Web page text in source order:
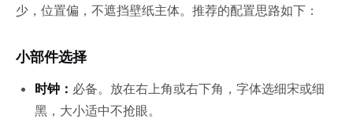
少，位置偏，不遮挡壁纸主体。推荐的配置思路如下：
小部件选择
时钟： 必备。放在右上角或右下角，字体选细宋或细
黑，大小适中不抢眼。